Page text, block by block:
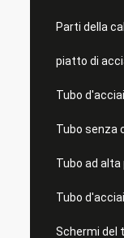
Parti della
piatto di
Tubo
Tubo senza
Tubo ad alta
Tubo
Schermi del